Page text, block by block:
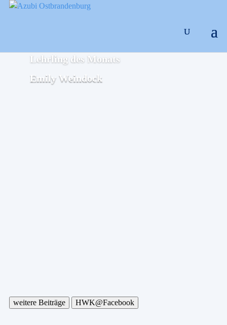
Lehrling des Monats
Emily Weindock
weitere Beiträge HWK@Facebook